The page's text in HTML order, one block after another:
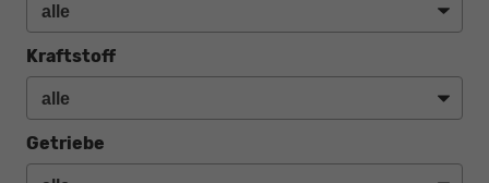
Kraftstoff
Getriebe